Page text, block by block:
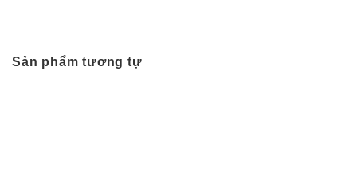
Sản phẩm tương tự